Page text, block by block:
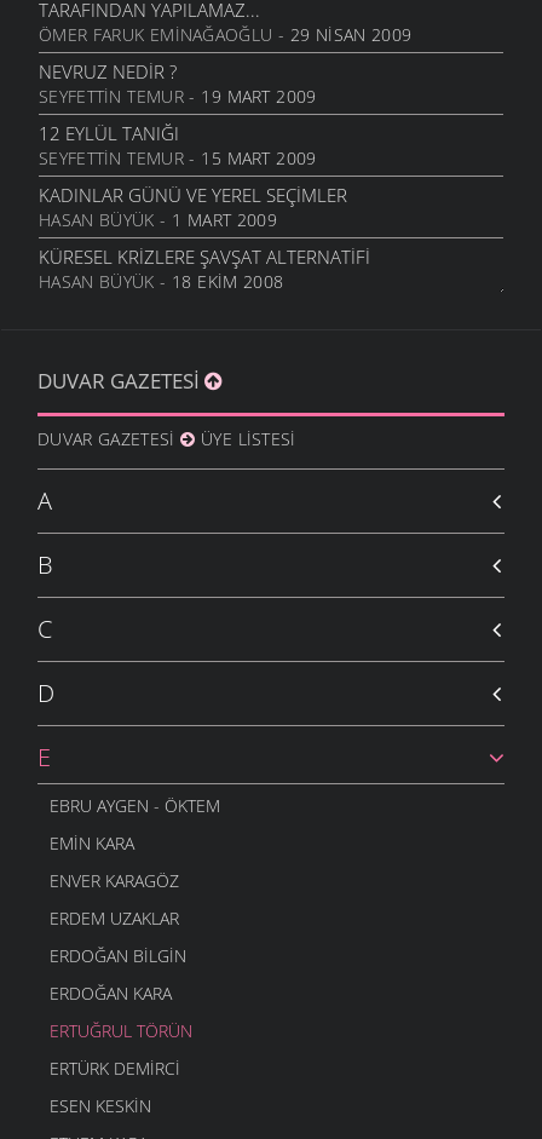
TARAFINDAN YAPILAMAZ...
ÖMER FARUK EMINAĞAOĞLU - 29 NISAN 2009
NEVRUZ NEDIR ?
SEYFETTIN TEMUR- 19 MART 2009
12 EYLÜL TANIĞI
SEYFETTIN TEMUR- 15 MART 2009
KADINLAR GÜNÜ VE YEREL SEÇIMLER
HASAN BÜYÜK - 1 MART 2009
KÜRESEL KRIZLERE ŞAVŞAT ALTERNATIFI
HASAN BÜYÜK - 18 EKIM 2008
SIZ KIMI KANDIRIYORSUNUZ
DENIZ FENERI SÖNÜYOR MU?
HASAN BÜYÜK- 19 EYLÜL 2008
12 EYLÜL
SEDAT ALTUN- 12 EYLÜL 2008
YENI İKI KUTUPLU DÜNYA
DUVAR GAZETESI
DUVAR GAZETESI ÜYE LISTESI
A
B
C
D
E
EBRU AYGEN - ÖKTEM
EMIN KARA
ENVER KARAGÖZ
ERDEM UZAKLAR
ERDOĞAN BILGIN
ERDOĞAN KARA
ERTUĞRUL TÖRÜN
ERTÜRK DEMIRCI
ESEN KESKIN